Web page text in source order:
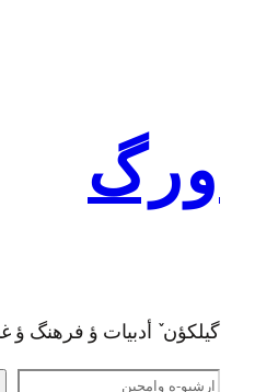
ورگ
گيلکؤن ٚ أدبیات ؤ فرهنگ ؤ غىره (۲۰۰۵
ج